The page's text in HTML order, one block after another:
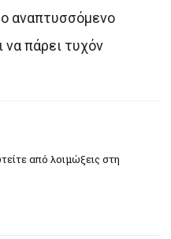
αναπτυσσόμενο
πάρει τυχόν
από λοιμώξεις στη